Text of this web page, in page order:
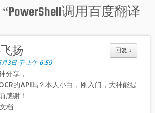
PowerShell调用百度翻译
回复 ↓
扬
3日 于 上午 6:59
分享，
的API吗？本人小白，刚入门，大神能提
感谢！
档